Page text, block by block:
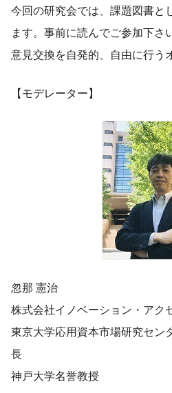
今回の研究会では、課題図書と
ます。事前に読んでご参加下さ
意見交換を自発的、自由に行う
【モデレーター】
忽那 憲治
株式会社イノベーション・ア
東京大学応用資本市場研究セ
長
神戸大学名誉教授